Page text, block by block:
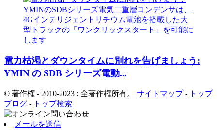
電力枯渇とダウンタイムに別れを告げましょう:
YMIN の SDB シリーズ電動...
© 著作権 - 2010-2023 : 全著作権所有。 サイトマップ- トップ
ブログ - トップ検索
メールを送信